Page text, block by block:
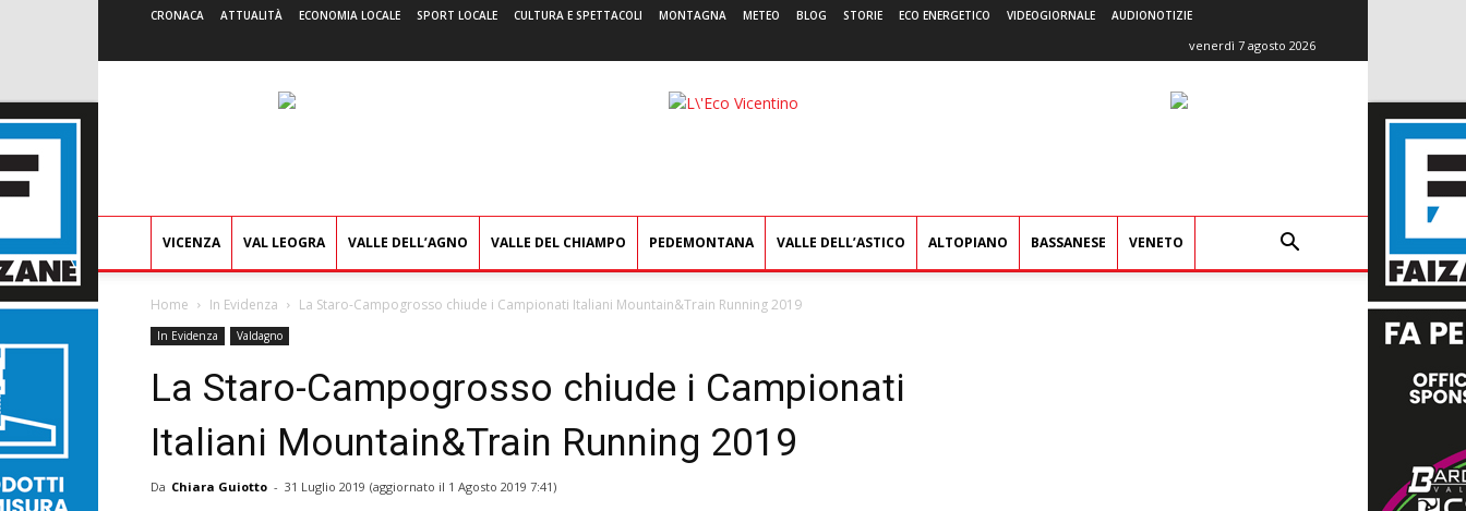
CRONACA ATTUALITÀ ECONOMIA LOCALE SPORT LOCALE CULTURA E SPETTACOLI MONTAGNA METEO BLOG STORIE ECO ENERGETICO VIDEOGIORNALE AUDIONOTIZIE
venerdì 7 agosto 2026
L'Eco
VICENZA VAL LEOGRA VALLE DELL’AGNO VALLE DEL CHIAMPO PEDEMONTANA VALLE DELL’ASTICO ALTOPIANO BASSANESE VENETO
Home In Evidenza La Staro-Campogrosso chiude i Campionati Italiani Mountain&Train Running 2019
In Evidenza Valdagno
La Staro-Campogrosso chiude i Campionati
Italiani Mountain&Train Running 2019
Da Chiara Guiotto - 31 Luglio 2019 (aggiornato il 1 Agosto 2019 7:41)